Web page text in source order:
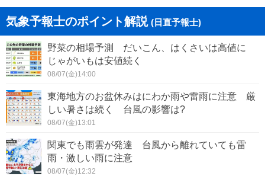
気象予報士のポイント解説 (日直予報士)
野菜の相場予測 だいこん、はくさいは高値に
じゃがいもは安値続く
08/07(金)14:00
東海地方のお盆休みはにわか雨や雷雨に注意 厳
しい暑さは続く 台風の影響は?
08/07(金)13:01
関東でも雨雲が発達 台風から離れていても雷
雨・激しい雨に注意
08/07(金)12:32